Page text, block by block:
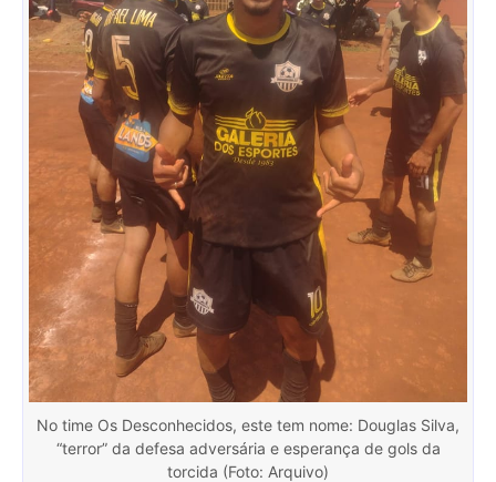
No time Os Desconhecidos, este tem nome: Douglas Silva,
“terror” da defesa adversária e esperança de gols da
torcida (Foto: Arquivo)